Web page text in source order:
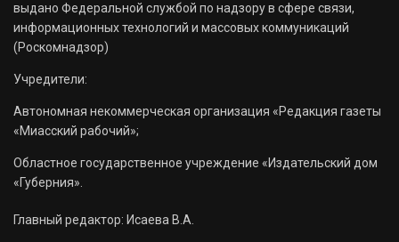
выдано Федеральной службой по надзору в сфере связи,
информационных технологий и массовых коммуникаций
(Роскомнадзор)
Учредители:
Автономная некоммерческая организация «Редакция газеты
«Миасский рабочий»;
Областное государственное учреждение «Издательский дом
«Губерния».
Главный редактор: Исаева В.А.